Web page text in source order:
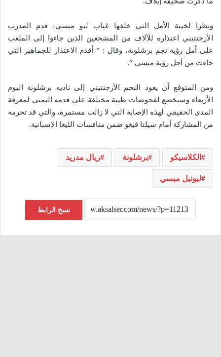
ونظرا لخيبة الأمل التي خلفها غياب ليو ميسي، قدم المدرب
الأرجنتيني اعتذاره للآلاف من المشجعين الذين جاءوا إلى الملعب
على أمل رؤية نجم برشلونة، وقال : ” أقدم الاعتذار للجماهير التي
جاءت من أجل رؤية ميسي “.
ومن المتوقع أن يعود النجم الأرجنتيني إلى ناديه برشلونة اليوم
الأربعاء وسيخضع لفحوصات طبية مختلفة على قدمه اليمنى لمعرفة
المدى الحقيقي لهذه الإصابة التي لا زالت مستمرة، والتي قد تحرمه
من المشاركة أمام سيلتا فيغو ضمن منافسات الليغا الإسبانية.
الكلاسيكو برشلونة ريال مدريد
ليونيل ميسي
نسخ الرابط